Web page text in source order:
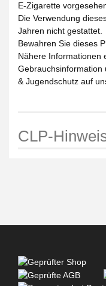
E-Zigarette
Die Verwendung
Jahren nicht gestattet.
Bewahren Sie dieses
Nähere Informationen
Gebrauchsinformation
& Jugendschutz auf
CLP-